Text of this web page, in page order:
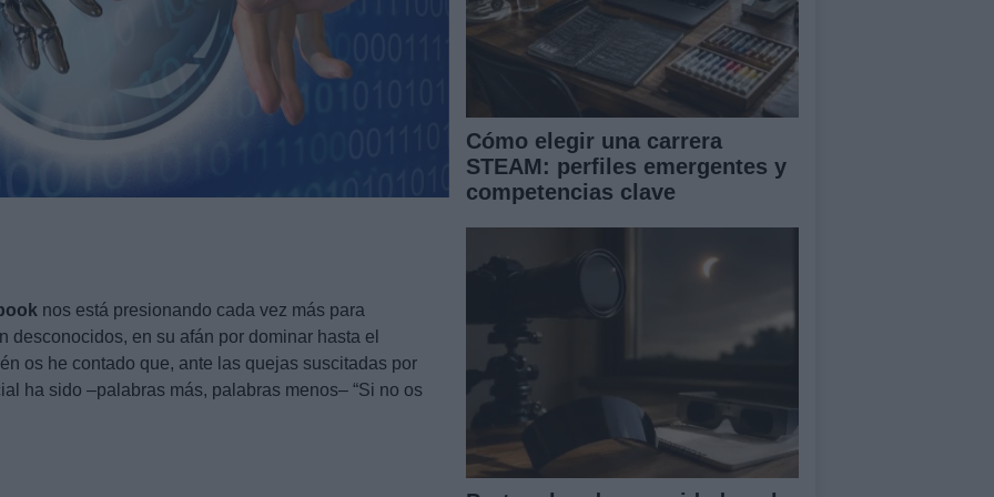
nos está presionando cada vez más para
desconocidos, en su afán por dominar hasta el
os he contado que, ante las quejas suscitadas por
ha sido –palabras más, palabras menos– “Si no os
Cómo elegir una carrera
STEAM: perfiles emergentes y
competencias clave